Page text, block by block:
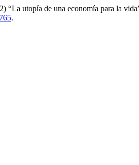
“La utopía de una economía para la
.